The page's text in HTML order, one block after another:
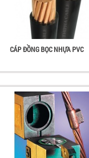
CÁP ĐỒNG BỌC NHỰA PVC